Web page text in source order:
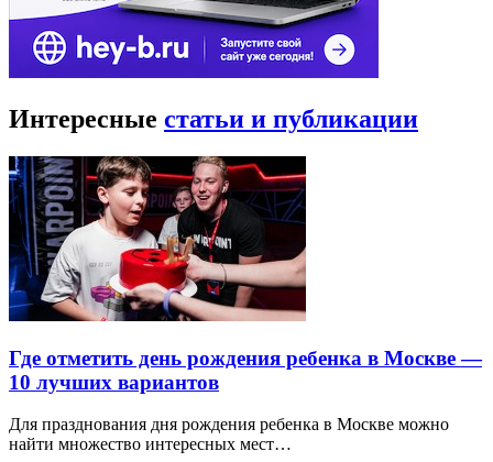
Интересные статьи и публикации
Где отметить день рождения ребенка в Москве —
10 лучших вариантов
Для празднования дня рождения ребенка в Москве можно
найти множество интересных мест…